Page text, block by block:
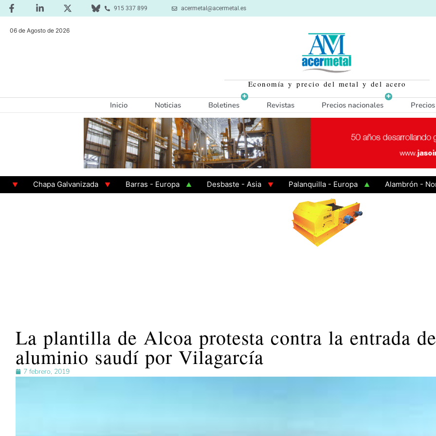
915 337 899 acermetal@acermetal.es
06 de Agosto de 2026
Economía y precio del metal y del acero
Inicio Noticias Boletines Revistas Precios nacionales
Chapa Galvanizada Barras - Europa Desbaste - Asia Palanquilla - Europa
Alambrón - Norte
La plantilla de Alcoa protesta contra la entrada de
aluminio saudí por Vilagarcía
7 febrero, 2019